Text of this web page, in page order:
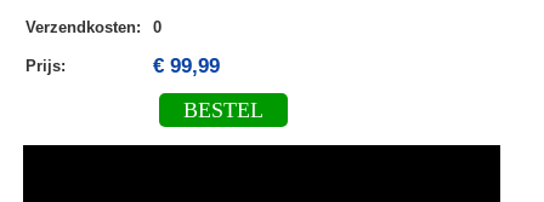
Verzendkosten: 0
Prijs: € 99,99
BESTEL